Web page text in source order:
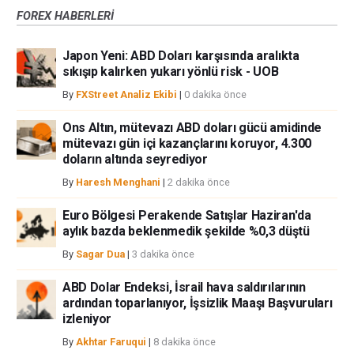
bir alan olmayabilir. Diğer finansal araçlar içinden döviz ticaretini tercih
iştahınızı dikkatlice gözden geçiriniz. FXStreet’de ifade edilen görüşler
bireysel yazarlara aittir, fxstreet.com veya yönetimin görüşlerini ifade
etmemektedir. Bilgilerde hatalar yada eksikler bulunabilir. FXStreet
FXStreet’de verilen herhangi bir görüş, haber, araştırma, analiz, fiyatlar
veya fxstreet.comtarafından bu sitede yayınlanan bilgiler çalışanlar,
ortaklar yada katkıda bulunanlar tarafından genel piyasa yorumu olarak
verilmiştir ve yatırım danışmanlığı teşkil etmemektedir. FXStreet bu tür
çıkabilecek herhangi bir kar kaybı herhangi bir sınırlama olmaksızın
herhangi bir kayıp ya da hasar için sorumluluk kabul etmemektedir.
FOREX HABERLERİ
Japon Yeni: ABD Doları karşısında aralıkta
sıkışıp kalırken yukarı yönlü risk - UOB
By FXStreet Analiz Ekibi | 0 dakika önce
Ons Altın, mütevazı ABD doları gücü amidinde
mütevazı gün içi kazançlarını koruyor, 4.300
doların altında seyrediyor
By Haresh Menghani | 2 dakika önce
Euro Bölgesi Perakende Satışlar Haziran'da
aylık bazda beklenmedik şekilde %0,3 düştü
By Sagar Dua | 3 dakika önce
ABD Dolar Endeksi, İsrail hava saldırılarının
ardından toparlanıyor, İşsizlik Maaşı Başvuruları
izleniyor
By Akhtar Faruqui | 8 dakika önce